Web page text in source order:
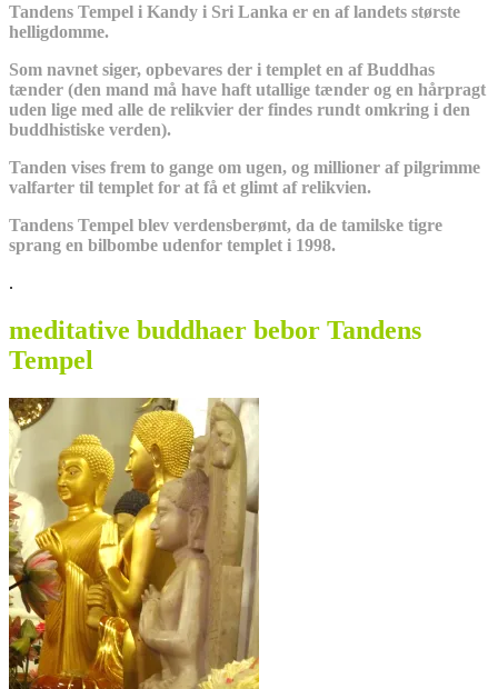
Tandens Tempel i Kandy i Sri Lanka er en af landets største
helligdomme.
Som navnet siger, opbevares der i templet en af Buddhas
tænder (den mand må have haft utallige tænder og en hårpragt
uden lige med alle de relikvier der findes rundt omkring i den
buddhistiske verden).
Tanden vises frem to gange om ugen, og millioner af pilgrimme
valfarter til templet for at få et glimt af relikvien.
Tandens Tempel blev verdensberømt, da de tamilske tigre
sprang en bilbombe udenfor templet i 1998.
.
meditative buddhaer bebor Tandens
Tempel